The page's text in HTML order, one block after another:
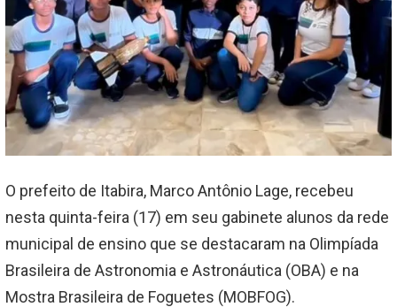
O prefeito de Itabira, Marco Antônio Lage, recebeu
nesta quinta-feira (17) em seu gabinete alunos da rede
municipal de ensino que se destacaram na Olimpíada
Brasileira de Astronomia e Astronáutica (OBA) e na
Mostra Brasileira de Foguetes (MOBFOG).